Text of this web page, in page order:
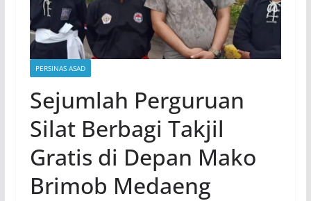
PERSINAS ASAD
Sejumlah Perguruan
Silat Berbagi Takjil
Gratis di Depan Mako
Brimob Medaeng